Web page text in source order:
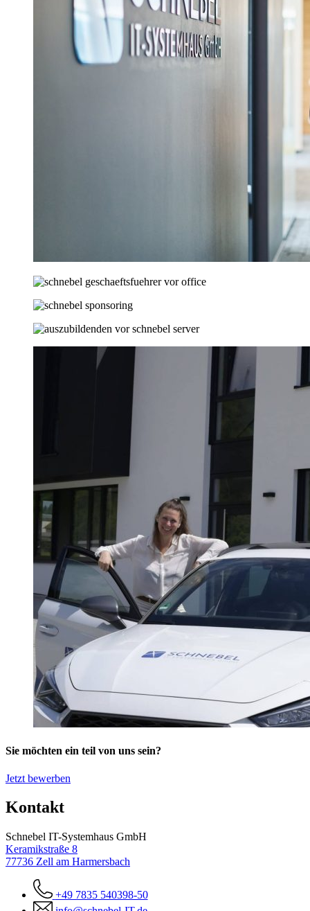
Sie möchten ein teil von uns sein?
Jetzt bewerben
Kontakt
Schnebel IT-Systemhaus GmbH
Keramikstraße 8
77736 Zell am Harmersbach
+49 7835 540398-50